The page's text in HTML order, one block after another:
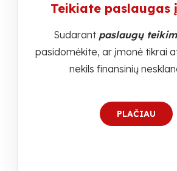
Teikiate paslaugas
Sudarant paslaugų
pasidomėkite, ar įmonė tikrai
nekils finansinių
PLAČIAU